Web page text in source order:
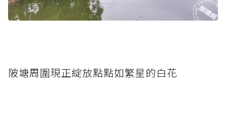
陂塘周圍現正綻放點點如繁星的白花